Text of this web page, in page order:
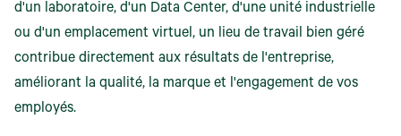
d'un laboratoire, d'un Data Center, d'une unité industrielle
ou d'un emplacement virtuel, un lieu de travail bien géré
contribue directement aux résultats de l'entreprise,
améliorant la qualité, la marque et l'engagement de vos
employés.